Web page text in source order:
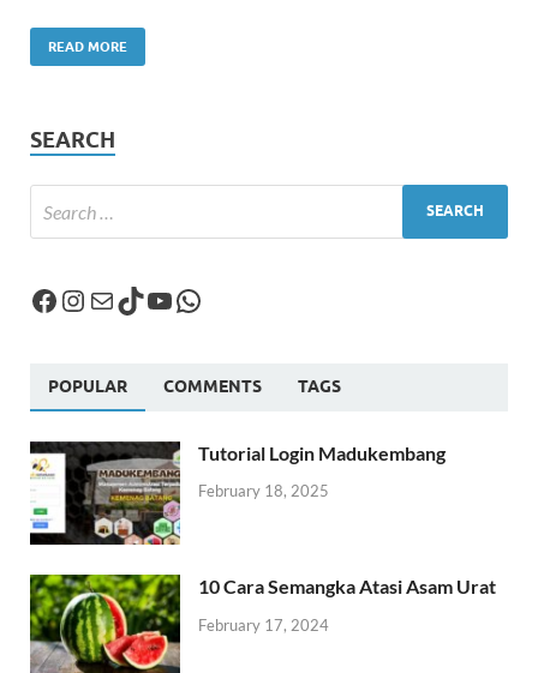
READ MORE
SEARCH
POPULAR COMMENTS TAGS
Tutorial Login Madukembang
February 18, 2025
10 Cara Semangka Atasi Asam Urat
February 17, 2024